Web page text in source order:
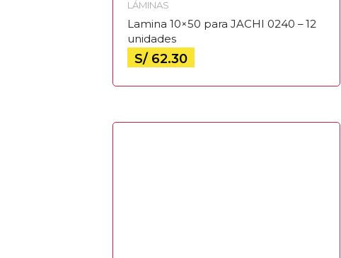
LÁMINAS
Lamina 10×50 para JACHI 0240 – 12
unidades
S/ 62.30